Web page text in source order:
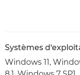
Systèmes
Windows 11,